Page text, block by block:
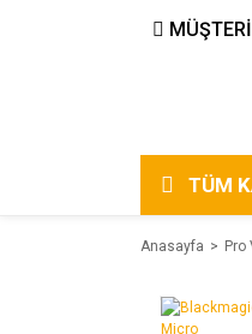
TÜM
Anasayfa Pro